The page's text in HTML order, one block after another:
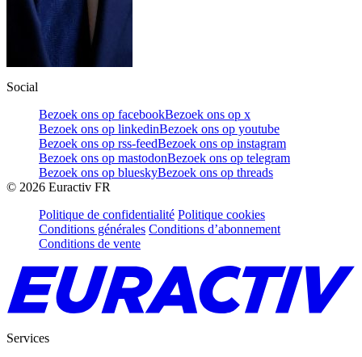
Social
Bezoek ons op facebookBezoek ons op x
Bezoek ons op linkedinBezoek ons op youtube
Bezoek ons op rss-feedBezoek ons op instagram
Bezoek ons op mastodonBezoek ons op telegram
Bezoek ons op blueskyBezoek ons op threads
© 2026 Euractiv FR
Politique de confidentialité Politique cookies
Conditions générales Conditions d’abonnement
Conditions de vente
Services